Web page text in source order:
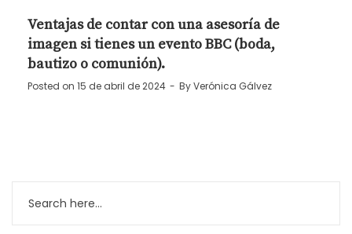
Ventajas de contar con una asesoría de
imagen si tienes un evento BBC (boda,
bautizo o comunión).
Posted on 15 de abril de 2024 ByVerónica Gálvez